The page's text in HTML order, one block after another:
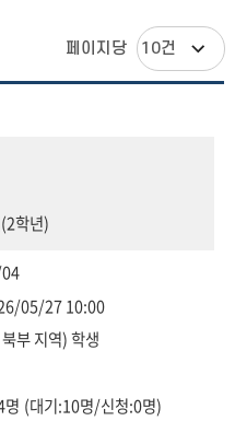
페이지당
학년)
05/27 10:00
부 지역) 학생
(대기:10명/신청:0명)